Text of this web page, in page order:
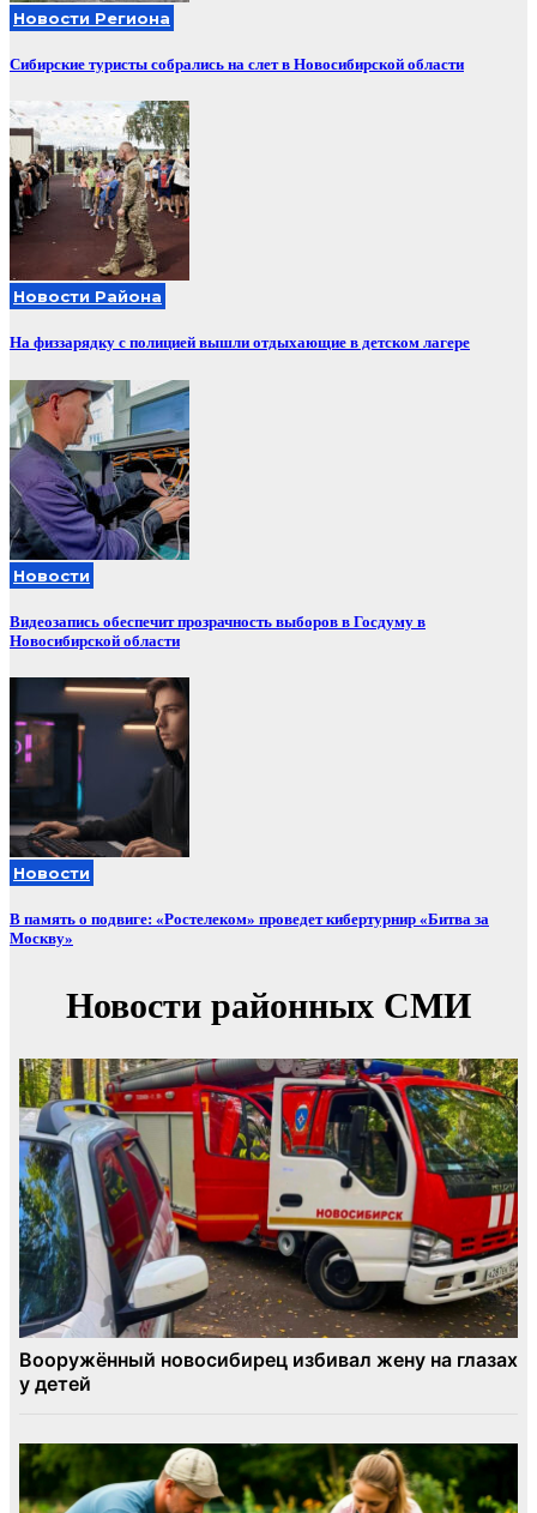
Новости Региона
Сибирские туристы собрались на слет в Новосибирской области
Новости Района
На физзарядку с полицией вышли отдыхающие в детском лагере
Новости
Видеозапись обеспечит прозрачность выборов в Госдуму в
Новосибирской области
Новости
В память о подвиге: «Ростелеком» проведет кибертурнир «Битва за
Москву»